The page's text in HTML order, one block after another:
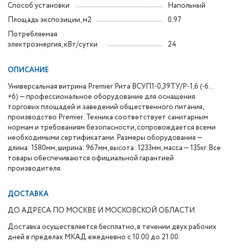
Способ установки
Напольный
Площадь экспозиции, м2
0.97
Потребляемая
электроэнергия, кВт/сутки
24
ОПИСАНИЕ
Универсальная витрина Premier Рита ВСУП1-0,39ТУ/Р-1,6 (-6…
+6) — профессиональное оборудование для оснащения
торговых площадей и заведений общественного питания,
производство Premier. Техника соответствует санитарным
нормам и требованиям безопасности, сопровождается всеми
необходимыми сертификатами. Размеры оборудования —
длина: 1580мм, ширина: 967мм, высота: 1233мм, масса — 135кг. Все
товары обеспечиваются официальной гарантией
производителя.
ДОСТАВКА
ДО АДРЕСА ПО МОСКВЕ И МОСКОВСКОЙ ОБЛАСТИ.
Доставка осуществляется бесплатно, в течении двух рабочих
дней в пределах МКАД ежедневно с 10.00 до 21.00.